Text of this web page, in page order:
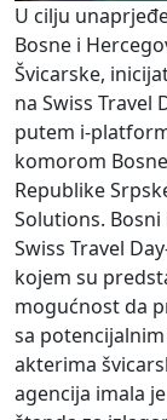
U cilju
Bosne i
Švicarske,
na Swiss Travel
putem i-
komorom
Republike
Solutions.
Swiss Travel
kojem su
mogućnost da
sa
akterima
agencija imala